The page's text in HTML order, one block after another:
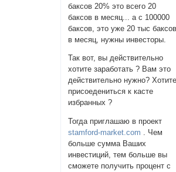
баксов 20% это всего 20
баксов в месяц... а с 100000
баксов, это уже 20 тыс
в месяц, нужны инвесторы.
Так вот, вы действительно
хотите заработать ? Вам это
действительно нужно?
присоедениться к касте
избранных ?
Тогда приглашаю в проект
stamford-market.com . Чем
больше сумма Ваших
инвестиций, тем больше вы
сможете получить процент с